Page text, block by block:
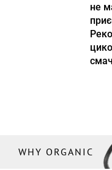
не
WHY ORGANIC